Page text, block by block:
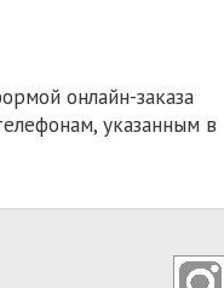
онлайн-заказа
указанным в